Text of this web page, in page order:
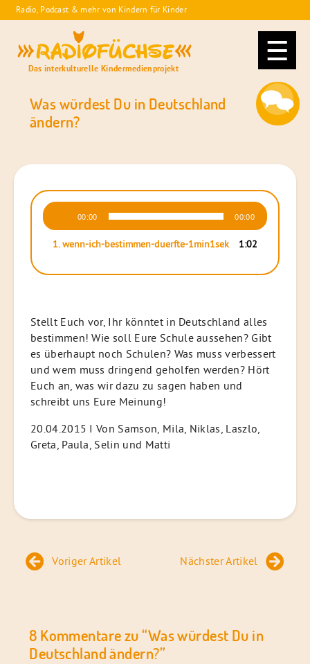
Skip
to
Radio, Podcast & mehr von Kindern für Kinder
Radiofüchse
Das interkulturelle Kindermedienprojekt
Was würdest Du in Deutschland
ändern?
Audio-
Player
00:00 00:00
1.wenn-ich-bestimmen-duerfte-1min1sek 1:02
Stellt Euch vor, Ihr könntet in Deutschland alles
bestimmen! Wie soll Eure Schule aussehen? Gibt
es überhaupt noch Schulen? Was muss verbessert
und wem muss dringend geholfen werden? Hört
Euch an, was wir dazu zu sagen haben und
schreibt uns Eure Meinung!
20.04.2015 I Von Samson, Mila, Niklas, Laszlo,
Greta, Paula, Selin und Matti
Beitragsnavigation
Voriger Artikel Nächster Artikel
8 Kommentare zu “Was würdest Du in
Deutschland ändern?”